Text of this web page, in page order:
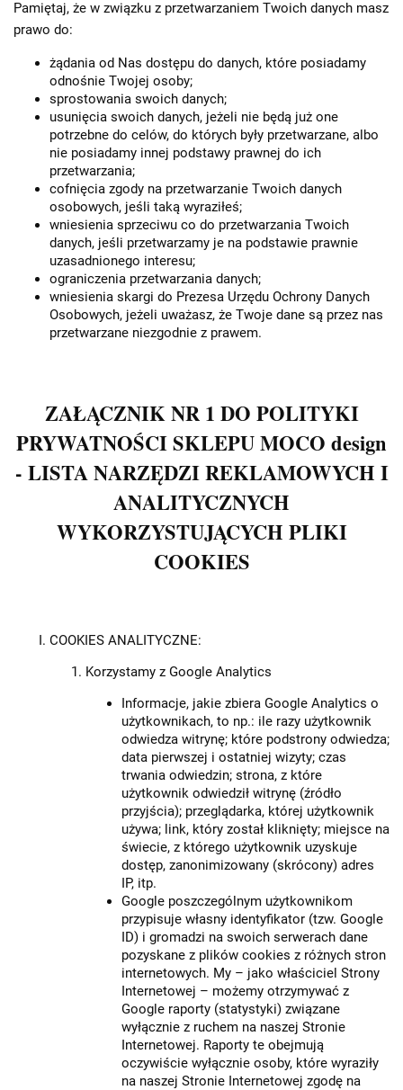
Pamiętaj, że w związku z przetwarzaniem Twoich danych masz
prawo do:
żądania od Nas dostępu do danych, które posiadamy
odnośnie Twojej osoby;
sprostowania swoich danych;
usunięcia swoich danych, jeżeli nie będą już one
potrzebne do celów, do których były przetwarzane, albo
nie posiadamy innej podstawy prawnej do ich
przetwarzania;
cofnięcia zgody na przetwarzanie Twoich danych
osobowych, jeśli taką wyraziłeś;
wniesienia sprzeciwu co do przetwarzania Twoich
danych, jeśli przetwarzamy je na podstawie prawnie
uzasadnionego interesu;
ograniczenia przetwarzania danych;
wniesienia skargi do Prezesa Urzędu Ochrony Danych
Osobowych, jeżeli uważasz, że Twoje dane są przez nas
przetwarzane niezgodnie z prawem.
ZAŁĄCZNIK NR 1 DO POLITYKI
PRYWATNOŚCI SKLEPUMOCO design
- LISTA NARZĘDZI REKLAMOWYCH I
ANALITYCZNYCH
WYKORZYSTUJĄCYCH PLIKI
COOKIES
COOKIES ANALITYCZNE:
Korzystamy z Google Analytics
Informacje, jakie zbiera Google Analytics o
użytkownikach, to np.: ile razy użytkownik
odwiedza witrynę; które podstrony odwiedza;
data pierwszej i ostatniej wizyty; czas
trwania odwiedzin; strona, z które
użytkownik odwiedził witrynę (źródło
przyjścia); przeglądarka, której użytkownik
używa; link, który został kliknięty; miejsce na
świecie, z którego użytkownik uzyskuje
dostęp, zanonimizowany (skrócony) adres
IP, itp.
Google poszczególnym użytkownikom
przypisuje własny identyfikator (tzw. Google
ID) i gromadzi na swoich serwerach dane
pozyskane z plików cookies z różnych stron
internetowych. My – jako właściciel Strony
Internetowej – możemy otrzymywać z
Google raporty (statystyki) związane
wyłącznie z ruchem na naszej Stronie
Internetowej. Raporty te obejmują
oczywiście wyłącznie osoby, które wyraziły
na naszej Stronie Internetowej zgodę na